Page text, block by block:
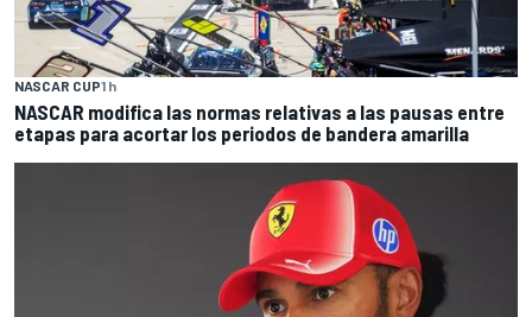
NASCAR CUP1 h
NASCAR modifica las normas relativas a las pausas entre
etapas para acortar los periodos de bandera amarilla